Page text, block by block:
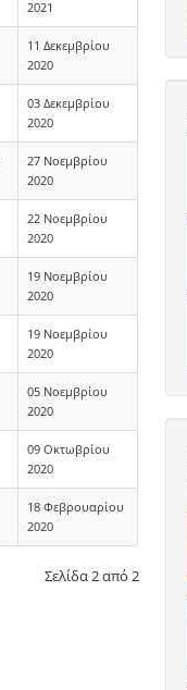
2021
11 Δεκεμβρίου
2020
03 Δεκεμβρίου
2020
27 Νοεμβρίου
2020
22 Νοεμβρίου
2020
19 Νοεμβρίου
2020
19 Νοεμβρίου
2020
05 Νοεμβρίου
2020
09 Οκτωβρίου
2020
18 Φεβρουαρίου
2020
Σελίδα 2 από 2